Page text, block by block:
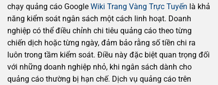
chạy quảng cáo Google Wiki Trang Vàng Trực Tuyến là khả
năng kiểm soát ngân sách một cách linh hoạt. Doanh
nghiệp có thể điều chỉnh chi tiêu quảng cáo theo từng
chiến dịch hoặc từng ngày, đảm bảo rằng số tiền chi ra
luôn trong tầm kiểm soát. Điều này đặc biệt quan trọng đối
với những doanh nghiệp nhỏ, khi ngân sách dành cho
quảng cáo thường bị hạn chế. Dịch vụ quảng cáo trên